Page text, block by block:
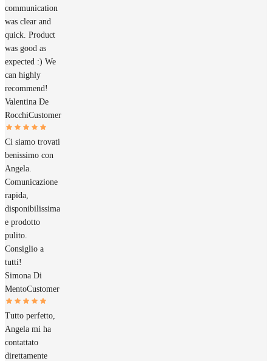
communication
was clear and
quick. Product
was good as
expected :) We
can highly
recommend!
Valentina De
RocchiCustomer
Ci siamo trovati
benissimo con
Angela.
Comunicazione
rapida,
disponibilissima
e prodotto
pulito.
Consiglio a
tutti!
Simona Di
MentoCustomer
Tutto perfetto,
Angela mi ha
contattato
direttamente